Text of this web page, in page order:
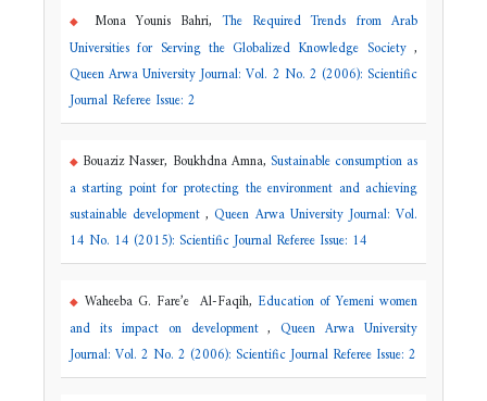
Mona Younis Bahri,The Required Trends from Arab
Universities for Serving the Globalized Knowledge Society,
Queen Arwa University Journal: Vol. 2 No. 2 (2006): Scientific
Journal Referee Issue: 2
Bouaziz Nasser, Boukhdna Amna, Sustainable consumption as
a starting point for protecting the environment and achieving
sustainable development,Queen Arwa University Journal: Vol.
14 No. 14 (2015): Scientific Journal Referee Issue: 14
Waheeba G. Fare’e Al-Faqih, Education of Yemeni women
and its impact on development,Queen Arwa University
Journal: Vol. 2 No. 2 (2006): Scientific Journal Referee Issue: 2